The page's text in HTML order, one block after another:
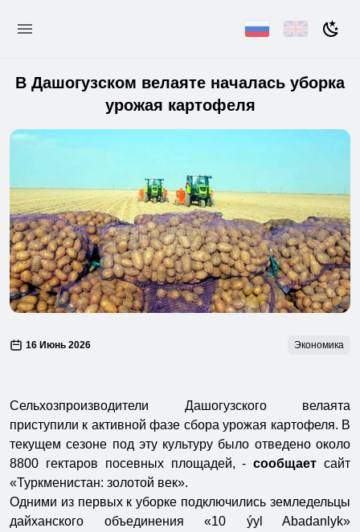
В Дашогузском велаяте началась уборка
урожая картофеля
16 Июнь 2026 Экономика
Сельхозпроизводители Дашогузского велаята
приступили к активной фазе сбора урожая картофеля. В
текущем сезоне под эту культуру было отведено около
8800 гектаров посевных площадей, -сообщает сайт
«Туркменистан: золотой век».
Одними из первых к уборке подключились земледельцы
дайханского объединения «10 ýyl Abadanlyk»